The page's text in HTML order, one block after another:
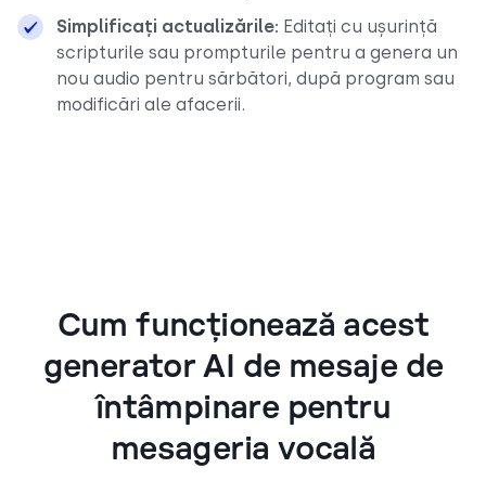
Simplificați actualizările: Editați cu ușurință
scripturile sau prompturile pentru a genera un
nou audio pentru sărbători, după program sau
modificări ale afacerii.
Cum funcționează acest
generator AI de mesaje de
întâmpinare pentru
mesageria vocală